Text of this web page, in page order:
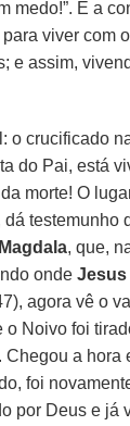
medo!”. É a
viver com
e assim,
o crucificado
do Pai, está
morte! O
testemunho
, que,
ondeJesus
agora vê o
Noivo foi
Chegou a hora
foi
por Deus e já